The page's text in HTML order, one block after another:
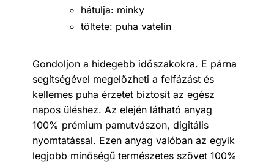
hátulja: minky
töltete: puha vatelin
Gondoljon a hidegebb időszakokra. E párna
segítségével megelőzheti a felfázást és
kellemes puha érzetet biztosít az egész
napos üléshez. Az elején látható anyag
100% prémium pamutvászon, digitális
nyomtatással. Ezen anyag valóban az egyik
legjobb minőségű természetes szövet 100%